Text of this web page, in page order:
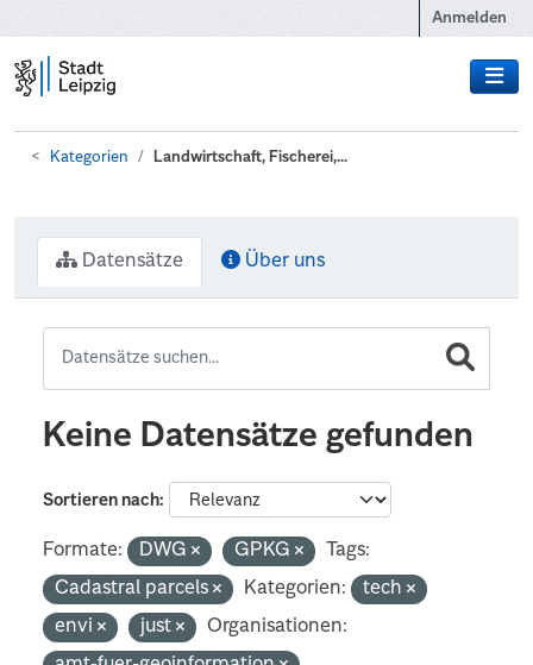
Anmelden
Kategorien Landwirtschaft, Fischerei,...
Datensätze Über uns
Keine Datensätze gefunden
Sortieren nach
Formate: DWG GPKG
Tags:
Cadastral parcels
Kategorien:
tech
envi
just
Organisationen: